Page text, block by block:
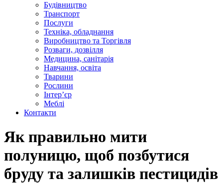
Будівництво
Транспорт
Послуги
Техніка, обладнання
Виробництво та Торгівля
Розваги, дозвілля
Медицина, санітарія
Навчання, освіта
Тварини
Рослини
Інтер’єр
Меблі
Контакти
Як правильно мити
полуницю, щоб позбутися
бруду та залишків пестицидів